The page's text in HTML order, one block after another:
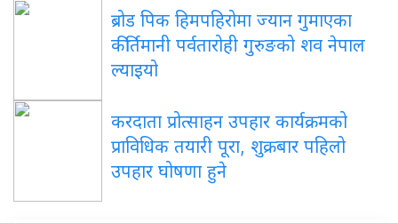
ब्रोड पिक हिमपहिरोमा ज्यान गुमाएका
कीर्तिमानी पर्वतारोही गुरुङको शव नेपाल
ल्याइयो
करदाता प्रोत्साहन उपहार कार्यक्रमको
प्राविधिक तयारी पूरा, शुक्रबार पहिलो
उपहार घोषणा हुने